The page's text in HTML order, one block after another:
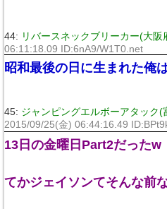
44: リバースネックブリーカー(大阪
06:11:18.09 ID:6nA9/W1T0.net
昭和最後の日に生まれた俺
45: ジャンピングエルボーアタック(
2015/09/25(金) 06:44:16.49
13日の金曜日Part2だったw
てかジェイソンてそんな前